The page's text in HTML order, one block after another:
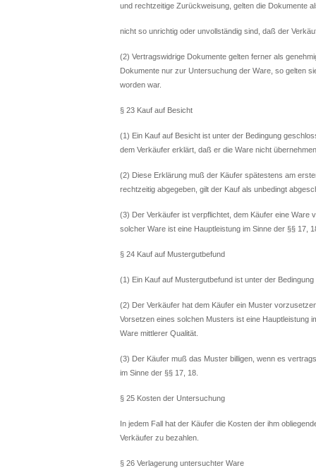
und rechtzeitige Zurückweisung, gelten die Dokumente
nicht so unrichtig oder unvollständig sind, daß der
(2) Vertragswidrige Dokumente gelten ferner als
Dokumente nur zur Untersuchung der Ware, so gelten
worden war.
§ 23 Kauf auf Besicht
(1) Ein Kauf auf Besicht ist unter der Bedingung
dem Verkäufer erklärt, daß er die Ware nicht
(2) Diese Erklärung muß der Käufer spätestens am
rechtzeitig abgegeben, gilt der Kauf als unbedingt
(3) Der Verkäufer ist verpflichtet, dem Käufer eine
solcher Ware ist eine Hauptleistung im Sinne der §§ 17,
§ 24 Kauf auf Mustergutbefund
(1) Ein Kauf auf Mustergutbefund ist unter der
(2) Der Verkäufer hat dem Käufer ein Muster
Vorsetzen eines solchen Musters ist eine Hauptleistung
Ware mittlerer Qualität.
(3) Der Käufer muß das Muster billigen, wenn es
im Sinne der §§ 17, 18.
§ 25 Kosten der Untersuchung
In jedem Fall hat der Käufer die Kosten der ihm
Verkäufer zu bezahlen.
§ 26 Verlagerung untersuchter Ware